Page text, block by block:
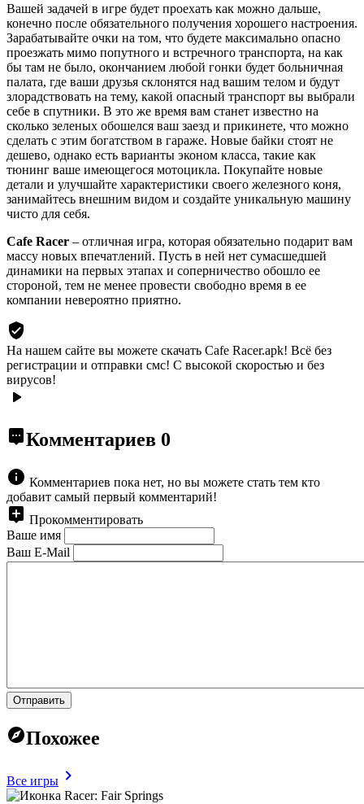
Вашей задачей в игре будет проехать как можно дальше,
конечно после обязательного получения хорошего настроения.
Зарабатывайте очки на том, что будете максимально опасно
проезжать мимо попутного и встречного транспорта, на как
бы там не было, окончанием любой гонки будет больничная
палата, где ваши друзья склонятся над вашим телом и будут
злорадствовать на тему, какой опасный транспорт вы выбрали
себе в спутники. В это же время вам станет известно на
сколько зеленых обошелся ваш заезд и прикинете, что можно
сделать с этим богатством в гараже. Новые байки стоят не
дешево, однако есть варианты эконом класса, такие как
тюнинг ваше имеющегося мотоцикла. Покупайте новые
детали и улучшайте характеристики своего железного коня,
занимайтесь внешним видом и создайте уникальную машину
чисто для себя.
Cafe Racer – отличная игра, которая обязательно подарит вам
массу новых впечатлений. Пусть в ней нет сумасшедшей
динамики на первых этапах и соперничество обошло ее
стороной, тем не менее провести свободно время в ее
компании невероятно приятно.
На нашем сайте вы можете скачать Cafe Racer.apk! Всё без
регистрации и отправки смс! С высокой скоростью и без
вирусов!
Комментариев 0
Комментариев пока нет, но вы можете стать тем кто
добавит самый первый комментарий!
Прокомментировать
Ваше имя
Ваш E-Mail
Отправить
Похожее
Все игры